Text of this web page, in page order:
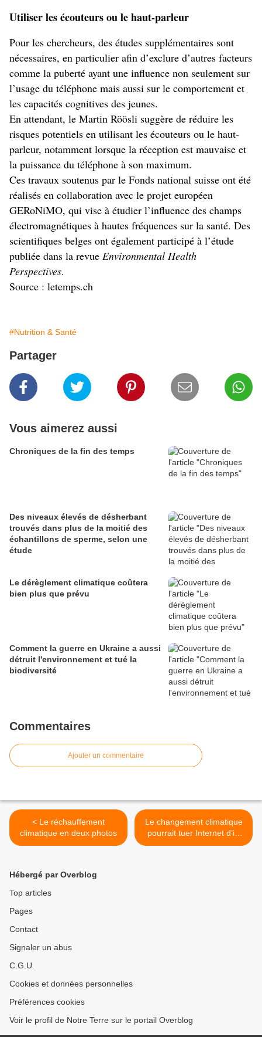
Utiliser les écouteurs ou le haut-parleur
Pour les chercheurs, des études supplémentaires sont
nécessaires, en particulier afin d’exclure d’autres facteurs
comme la puberté ayant une influence non seulement sur
l’usage du téléphone mais aussi sur le comportement et
les capacités cognitives des jeunes.
En attendant, le Martin Röösli suggère de réduire les
risques potentiels en utilisant les écouteurs ou le haut-
parleur, notamment lorsque la réception est mauvaise et
la puissance du téléphone à son maximum.
Ces travaux soutenus par le Fonds national suisse ont été
réalisés en collaboration avec le projet européen
GERoNiMO, qui vise à étudier l’influence des champs
électromagnétiques à hautes fréquences sur la santé. Des
scientifiques belges ont également participé à l’étude
publiée dans la revue Environmental Health
Perspectives.
Source : letemps.ch
#Nutrition & Santé
Partager
Vous aimerez aussi
Chroniques de la fin des temps
Des niveaux élevés de désherbant
trouvés dans plus de la moitié des
échantillons de sperme, selon une
étude
Le dérèglement climatique coûtera
bien plus que prévu
Comment la guerre en Ukraine a aussi
détruit l'environnement et tué la
biodiversité
Commentaires
Ajouter un commentaire
< Le réchauffement
climatique en deux photos
Le changement climatique
pourrait tuer Internet d’ici
15 ans >
Hébergé par Overblog
Top articles
Pages
Contact
Signaler un abus
C.G.U.
Cookies et données personnelles
Préférences cookies
Voir le profil de Notre Terre sur le portail Overblog